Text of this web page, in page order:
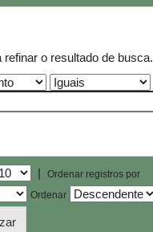
refinar o resultado de busca.
|
Ordenar registros por
Ordenar